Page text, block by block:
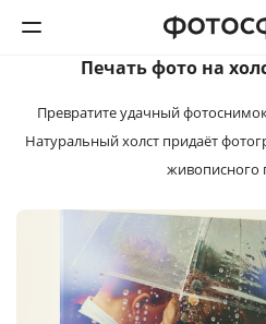
Печать фото
Календари
Интерьерная печать
Печать фото на
Превратите удачный
Натуральный холст придаёт
живописного
СРОК ИЗГОТОВЛЕНИЯ ОТ3